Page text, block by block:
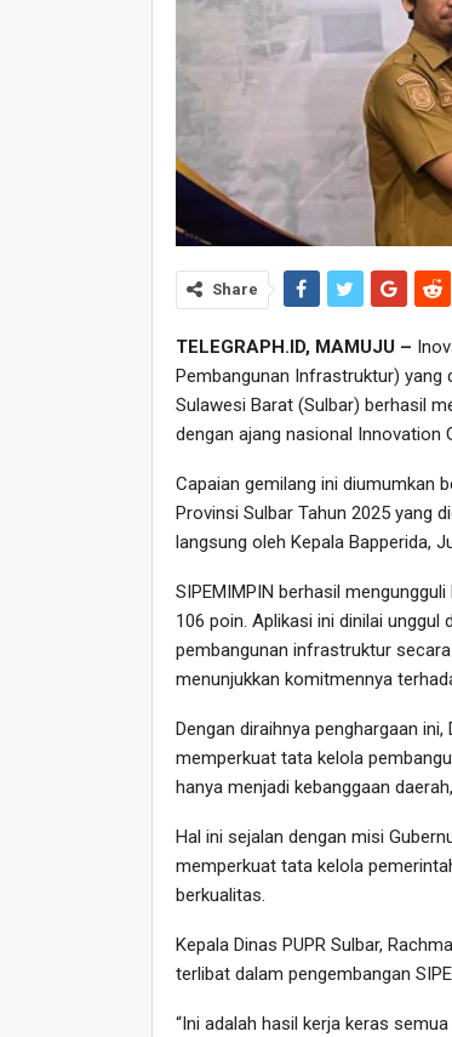
Share
TELEGRAPH.ID, MAMUJU –
Pembangunan Infrastruktur) yang
Sulawesi Barat (Sulbar) berhasil
dengan ajang nasional Innovation
Capaian gemilang ini diumumkan
Provinsi Sulbar Tahun 2025 yang
langsung oleh Kepala Bapperida,
SIPEMIMPIN berhasil
106 poin. Aplikasi ini dinilai
pembangunan infrastruktur
menunjukkan komitmennya
Dengan diraihnya penghargaan
memperkuat tata kelola
hanya menjadi kebanggaan
Hal ini sejalan dengan misi
memperkuat tata kelola
berkualitas.
Kepala Dinas PUPR Sulbar,
terlibat dalam pengembangan
“Ini adalah hasil kerja keras